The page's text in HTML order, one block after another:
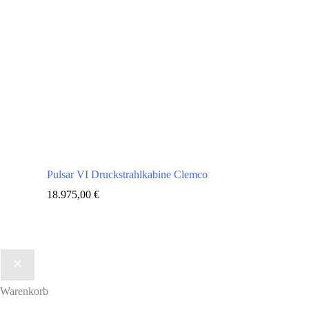
Pulsar VI Druckstrahlkabine Clemco
18.975,00 €
Warenkorb